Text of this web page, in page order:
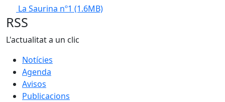
La Saurina nº1 (1.6MB)
RSS
L'actualitat a un clic
Notícies
Agenda
Avisos
Publicacions